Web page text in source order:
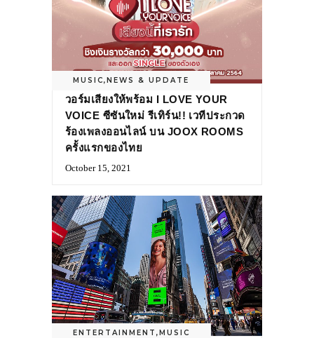
MUSIC,NEWS & UPDATE
วอร์มเสียงให้พร้อม I LOVE YOUR
VOICE ซีซันใหม่ รีเทิร์น!! เวทีประกวด
ร้องเพลงออนไลน์ บน JOOX ROOMS
ครั้งแรกของไทย
October 15, 2021
ENTERTAINMENT ,MUSIC